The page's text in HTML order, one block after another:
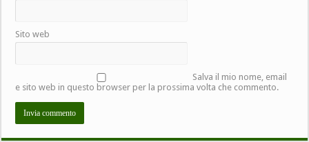
Sito web
Salva il mio nome, email
e sito web in questo browser per la prossima volta che commento.